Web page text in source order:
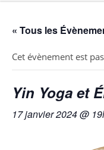
« Tous les
Cet évènement est
Yin Yoga et
17 janvier 2024 @